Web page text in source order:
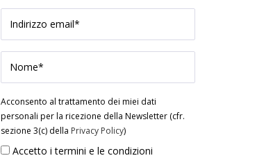
Acconsento al trattamento dei miei dati
personali per la ricezione della Newsletter (cfr.
sezione 3(c) della Privacy Policy)
Accetto i termini e le condizioni